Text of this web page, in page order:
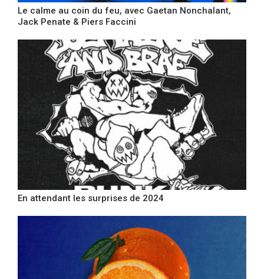
Le calme au coin du feu, avec Gaetan Nonchalant,
Jack Penate & Piers Faccini
En attendant les surprises de 2024